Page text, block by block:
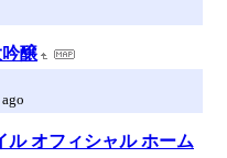
醸
ル オフィシャル ホーム